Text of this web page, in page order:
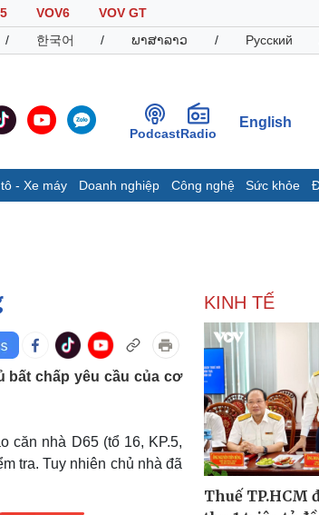
VOV6
VOV GT
/ 한국어 / ພາສາລາວ / Русский
PodcastRadio
English
- Xe máy Doanh nghiệp Công nghệ Sức khỏe
máy
Doanh nghiệp
Thông tin doanh nghiệp
Doanh nghiệp 24h
Doanh nhân
Vì cộng đồng
bất chấp yêu cầu của cơ
căn nhà D65 (tổ 16, KP.5,
tra. Tuy nhiên chủ nhà đã
KINH TẾ
Thuế TP.HCM